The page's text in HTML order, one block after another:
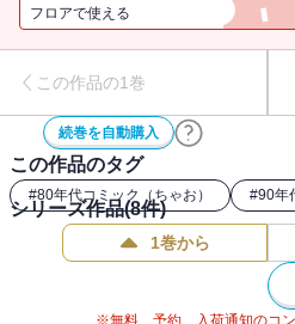
フロアで使える
この作品の1巻
続巻を自動購入
この作品のタグ
#80年代コミック（ちゃお） #90年
シリーズ作品(8件)
1巻から
※無料、予約、入荷通知のコ